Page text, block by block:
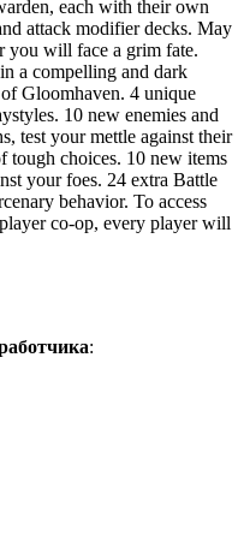
each with their own
attack modifier decks. May
you will face a grim fate.
a compelling and dark
Gloomhaven. 4 unique
10 new enemies and
test your mettle against their
tough choices. 10 new items
your foes. 24 extra Battle
behavior. To access
co-op, every player will
: